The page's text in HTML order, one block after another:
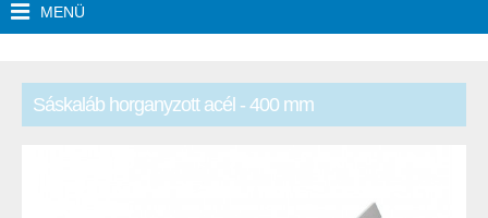
MENÜ
Sáskaláb horganyzott acél - 400 mm